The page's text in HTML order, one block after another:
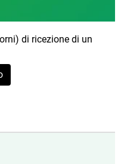
di ricezione di un